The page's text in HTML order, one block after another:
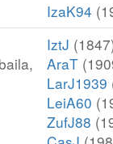
IzaK94
IztJ
AraT
LarJ1939
LeiA60
ZufJ88